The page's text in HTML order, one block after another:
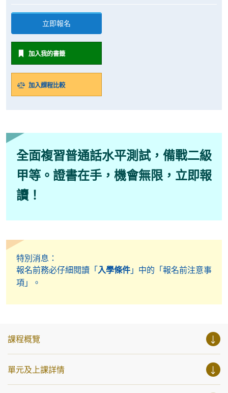
立即報名
加入我的書籤
加入課程比較
全面複習普通話水平測試，備戰二級
甲等。證書在手，機會無限，立即報
讀！
特別消息：
報名前務必仔細閱讀「入學條件 」中的「報名前注意事
項」。
課程概覽
單元及上課詳情